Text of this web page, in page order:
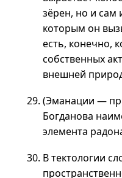
зёрен, но и сам
которым он
есть, конечно,
собственных
внешней
(Эманации —
Богданова
элемента
В тектологии